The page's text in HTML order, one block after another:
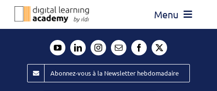
Passer
Menu
Évènements ILDI
Abonnez-vous à la Newsletter hebdomadaire